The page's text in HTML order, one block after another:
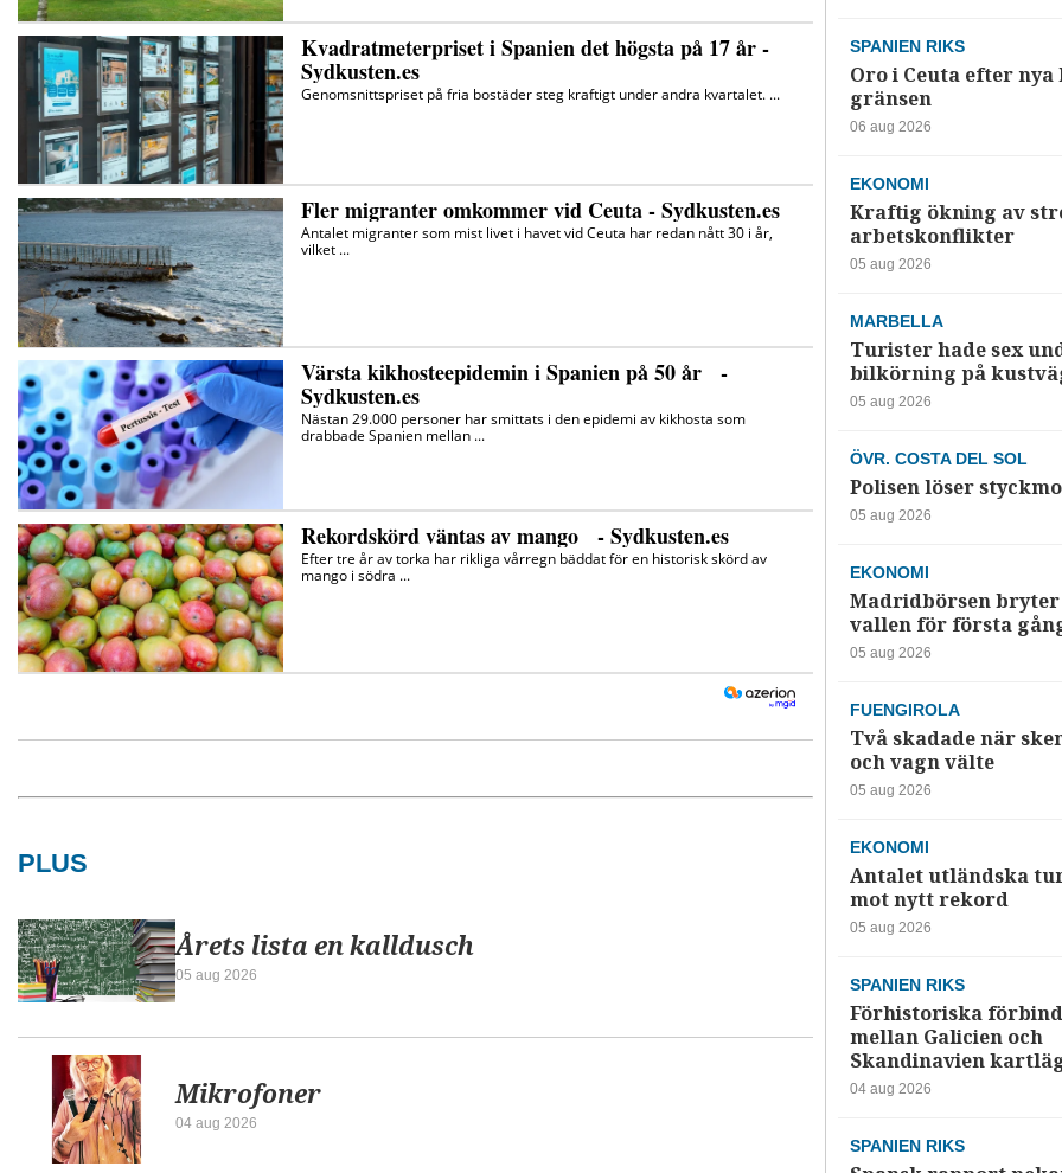
PLUS
Årets lista en kalldusch
05 aug 2026
Mikrofoner
04 aug 2026
SPANIEN RIKS
Oro i Ceuta efter
gränsen
06 aug 2026
EKONOMI
Kraftig ökning av
arbetskonflikter
05 aug 2026
MARBELLA
Turister hade sex
bilkörning på
05 aug 2026
ÖVR. COSTA DEL SOL
Polisen löser
05 aug 2026
EKONOMI
Madridbörsen bryter
vallen för första
05 aug 2026
FUENGIROLA
Två skadade när
och vagn välte
05 aug 2026
EKONOMI
Antalet utländska
mot nytt rekord
05 aug 2026
SPANIEN RIKS
Förhistoriska
mellan Galicien och
Skandinavien
04 aug 2026
SPANIEN RIKS